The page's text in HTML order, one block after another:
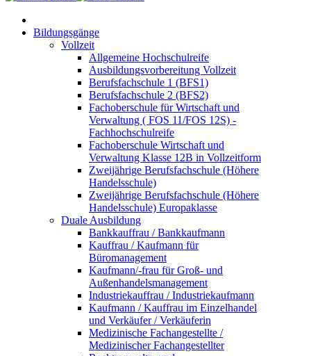
Bildungsgänge
Vollzeit
Allgemeine Hochschulreife
Ausbildungsvorbereitung Vollzeit
Berufsfachschule 1 (BFS1)
Berufsfachschule 2 (BFS2)
Fachoberschule für Wirtschaft und
Verwaltung ( FOS 11/FOS 12S) -
Fachhochschulreife
Fachoberschule Wirtschaft und
Verwaltung Klasse 12B in Vollzeitform
Zweijährige Berufsfachschule (Höhere
Handelsschule)
Zweijährige Berufsfachschule (Höhere
Handelsschule) Europaklasse
Duale Ausbildung
Bankkauffrau / Bankkaufmann
Kauffrau / Kaufmann für
Büromanagement
Kaufmann/-frau für Groß- und
Außenhandelsmanagement
Industriekauffrau / Industriekaufmann
Kaufmann / Kauffrau im Einzelhandel
und Verkäufer / Verkäuferin
Medizinische Fachangestellte /
Medizinischer Fachangestellter